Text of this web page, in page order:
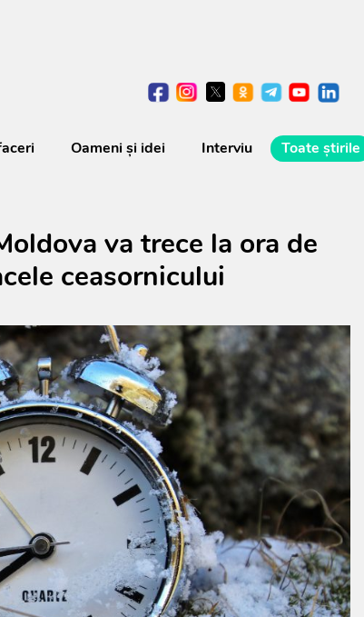
Oameni şi idei Interviu Toate știrile
va trece la ora de
ceasornicului